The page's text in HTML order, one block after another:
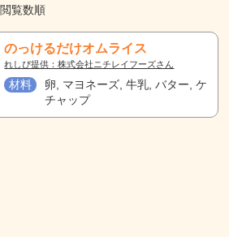
閲覧数順
のっけるだけオムライス
れしぴ提供：株式会社ニチレイフーズさん
材料
卵, マヨネーズ, 牛乳, バター, ケ
チャップ